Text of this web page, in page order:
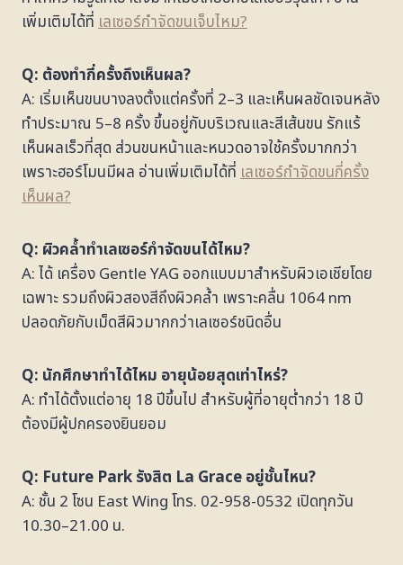
เพิ่มเติมได้ที่เลเซอร์กำจัดขนเจ็บไหม?
Q: ต้องทำกี่ครั้งถึงเห็นผล?
A: เริ่มเห็นขนบางลงตั้งแต่ครั้งที่ 2–3 และเห็นผลชัดเจนหลัง
ทำประมาณ 5–8 ครั้ง ขึ้นอยู่กับบริเวณและสีเส้นขน รักแร้
เห็นผลเร็วที่สุด ส่วนขนหน้าและหนวดอาจใช้ครั้งมากกว่า
เพราะฮอร์โมนมีผล อ่านเพิ่มเติมได้ที่เลเซอร์กำจัดขนกี่ครั้ง
เห็นผล?
Q: ผิวคล้ำทำเลเซอร์กำจัดขนได้ไหม?
A: ได้ เครื่อง Gentle YAG ออกแบบมาสำหรับผิวเอเชียโดย
เฉพาะ รวมถึงผิวสองสีถึงผิวคล้ำ เพราะคลื่น 1064 nm
ปลอดภัยกับเม็ดสีผิวมากกว่าเลเซอร์ชนิดอื่น
Q: นักศึกษาทำได้ไหม อายุน้อยสุดเท่าไหร่?
A: ทำได้ตั้งแต่อายุ 18 ปีขึ้นไป สำหรับผู้ที่อายุต่ำกว่า 18 ปี
ต้องมีผู้ปกครองยินยอม
Q: Future Park รังสิต La Grace อยู่ชั้นไหน?
A: ชั้น 2 โซน East Wing โทร. 02-958-0532 เปิดทุกวัน
10.30–21.00 น.